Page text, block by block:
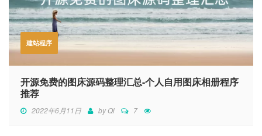
建站程序
开源免费的图床源码整理汇总-个人自用图床相册程序
推荐
2022年6月11日 byQi 7